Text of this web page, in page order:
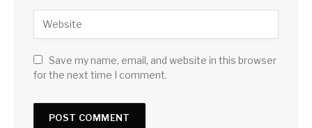
Save my name, email, and website in this browser
for the next time I comment.